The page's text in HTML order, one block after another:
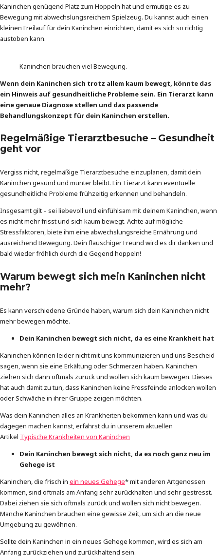
Kaninchen genügend Platz zum Hoppeln hat und ermutige es zu
Bewegung mit abwechslungsreichem Spielzeug. Du kannst auch einen
kleinen Freilauf für dein Kaninchen einrichten, damit es sich so richtig
austoben kann.
Kaninchen brauchen viel Bewegung.
Wenn dein Kaninchen sich trotz allem kaum bewegt, könnte das
ein Hinweis auf gesundheitliche Probleme sein. Ein Tierarzt kann
eine genaue Diagnose stellen und das passende
Behandlungskonzept für dein Kaninchen erstellen.
Regelmäßige Tierarztbesuche – Gesundheit
geht vor
Vergiss nicht, regelmäßige Tierarztbesuche einzuplanen, damit dein
Kaninchen gesund und munter bleibt. Ein Tierarzt kann eventuelle
gesundheitliche Probleme frühzeitig erkennen und behandeln.
Insgesamt gilt – sei liebevoll und einfühlsam mit deinem Kaninchen, wenn
es nicht mehr frisst und sich kaum bewegt. Achte auf mögliche
Stressfaktoren, biete ihm eine abwechslungsreiche Ernährung und
ausreichend Bewegung. Dein flauschiger Freund wird es dir danken und
bald wieder fröhlich durch die Gegend hoppeln!
Warum bewegt sich mein Kaninchen nicht
mehr?
Es kann verschiedene Gründe haben, warum sich dein Kaninchen nicht
mehr bewegen möchte.
Dein Kaninchen bewegt sich nicht, da es eine Krankheit hat
Kaninchen können leider nicht mit uns kommunizieren und uns Bescheid
sagen, wenn sie eine Erkältung oder Schmerzen haben. Kaninchen
ziehen sich dann oftmals zurück und wollen sich kaum bewegen. Dieses
hat auch damit zu tun, dass Kaninchen keine Fressfeinde anlocken wollen
oder Schwäche in ihrer Gruppe zeigen möchten.
Was dein Kaninchen alles an Krankheiten bekommen kann und was du
dagegen machen kannst, erfährst du in unserem aktuellen
Artikel Typische Krankheiten von Kaninchen
Dein Kaninchen bewegt sich nicht, da es noch ganz neu im
Gehege ist
Kaninchen, die frisch in ein neues Gehege* mit anderen Artgenossen
kommen, sind oftmals am Anfang sehr zurückhalten und sehr gestresst.
Dabei ziehen sie sich oftmals zurück und wollen sich nicht bewegen.
Manche Kaninchen brauchen eine gewisse Zeit, um sich an die neue
Umgebung zu gewöhnen.
Sollte dein Kaninchen in ein neues Gehege kommen, wird es sich am
Anfang zurückziehen und zurückhaltend sein.